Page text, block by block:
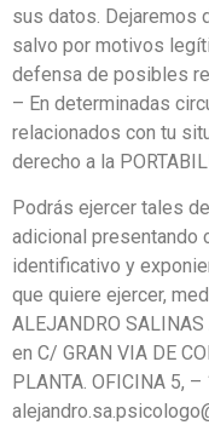
sus datos. Dejaremos
salvo por motivos
defensa de posibles
– En determinadas
relacionados con tu
derecho a la
Podrás ejercer tales
adicional presentando
identificativo y
que quiere ejercer,
ALEJANDRO
en C/ GRAN VIA DE
PLANTA. OFICINA 5,